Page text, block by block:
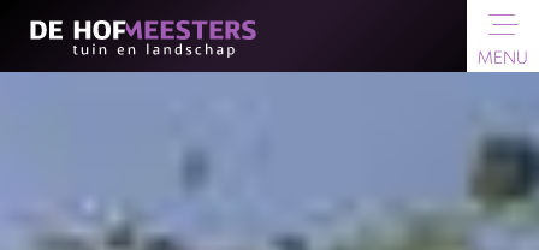
MENU
Ontwerpen
Projecten